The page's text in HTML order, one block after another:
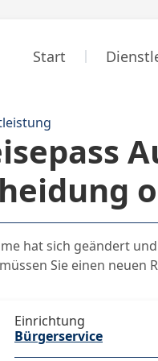
Start
hat sich geändert
Sie einen neuen
Einrichtung
Bürgerservice